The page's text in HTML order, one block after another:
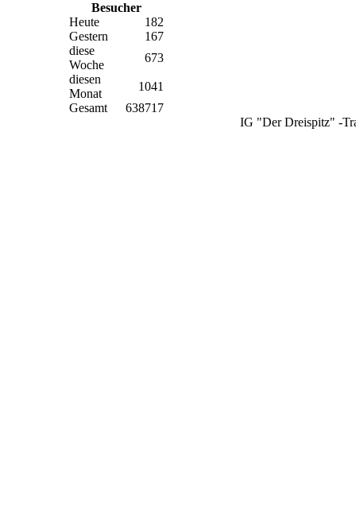
Besucher
Heute
182
Gestern
167
diese
Woche
673
diesen
Monat
1041
Gesamt
638717
IG "Der Dreispitz" -